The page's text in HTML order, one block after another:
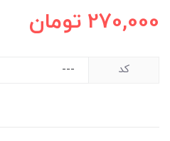
270,000 تومان
کد